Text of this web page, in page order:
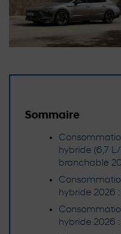
Sommaire
hybride (6,7
branchable
hybride 2026
hybride 2026